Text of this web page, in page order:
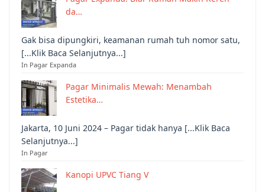
da…
Gak bisa dipungkiri, keamanan rumah tuh nomor satu,
[...Klik Baca Selanjutnya...]
In Pagar Expanda
Pagar Minimalis Mewah: Menambah
Estetika…
Jakarta, 10 Juni 2024 – Pagar tidak hanya [...Klik Baca
Selanjutnya...]
In Pagar
Kanopi UPVC Tiang V